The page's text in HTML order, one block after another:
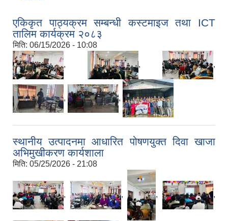
एकिकृत पाठ्यक्रम सम्बन्धी कस्टमाइज तथा ICT
तालिम कार्यक्रम २०८३
मिति: 06/15/2026 - 10:08
, , ,
, ,
स्थानीय उत्पादनमा आधारित पोषणयुक्त दिवा खाजा
अभिमुखीकरण कार्यशाला
मिति: 05/25/2026 - 21:08
, , , ,